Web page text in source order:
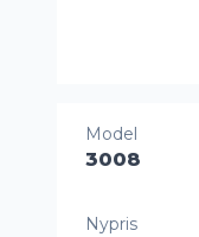
Model
3008
Nypris